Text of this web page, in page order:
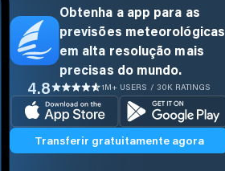
Obtenha a app para as
previsões meteorológicas
em alta resolução mais
precisas do mundo.
4.8 1M+ USERS / 30K RATINGS
Transferir gratuitamente agora